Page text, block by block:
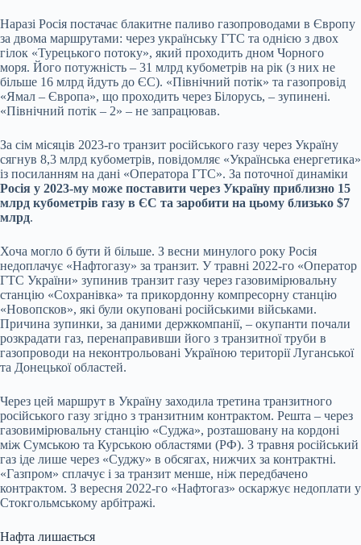
Наразі Росія постачає блакитне паливо газопроводами в Європу
за двома маршрутами: через українську ГТС та однією з двох
гілок «Турецького потоку», який проходить дном Чорного
моря. Його потужність – 31 млрд кубометрів на рік (з них не
більше 16 млрд йдуть до ЄС). «Північний потік» та газопровід
«Ямал – Європа», що проходить через Білорусь, – зупинені.
«Північний потік – 2» – не запрацював.
За сім місяців 2023-го транзит російського газу через Україну
сягнув 8,3 млрд кубометрів, повідомляє «Українська енергетика»
із посиланням на дані «Оператора ГТС». За поточної динаміки
Росія у 2023-му може поставити через Україну приблизно 15
млрд кубометрів газу в ЄС та заробити на цьому близько $7
млрд.
Хоча могло б бути й більше. З весни минулого року Росія
недоплачує «Нафтогазу» за транзит. У травні 2022-го «Оператор
ГТС України» зупинив транзит газу через газовимірювальну
станцію «Сохранівка» та прикордонну компресорну станцію
«Новопсков», які були окуповані російськими військами.
Причина зупинки, за даними держкомпанії, – окупанти почали
розкрадати газ, перенаправивши його з транзитної труби в
газопроводи на неконтрольовані Україною території Луганської
та Донецької областей.
Через цей маршрут в Україну заходила третина транзитного
російського газу згідно з транзитним контрактом. Решта – через
газовимірювальну станцію «Суджа», розташовану на кордоні
між Сумською та Курською областями (РФ). З травня російський
газ іде лише через «Суджу» в обсягах, нижчих за контрактні.
«Газпром» сплачує і за транзит менше, ніж передбачено
контрактом. З вересня 2022-го «Нафтогаз» оскаржує недоплати у
Стокгольмському арбітражі.
Нафта лишається